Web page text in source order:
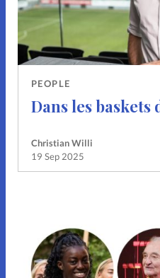
PEOPLE
Dans les baskets
Christian Willi
19 Sep 2025